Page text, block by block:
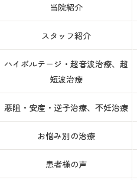
当院紹介
スタッフ紹介
ハイボルテージ・超音波治療、超
短波治療
悪阻・安産・逆子治療、不妊治療
お悩み別の治療
患者様の声